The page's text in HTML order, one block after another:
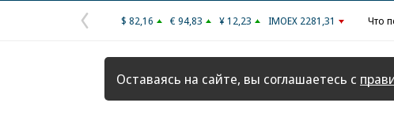
Предыдущая
страница
$ 82,16 € 94,83 ¥ 12,23 IMOEX 2281,31 Что
Оставаясь на сайте, вы соглашаетесь с